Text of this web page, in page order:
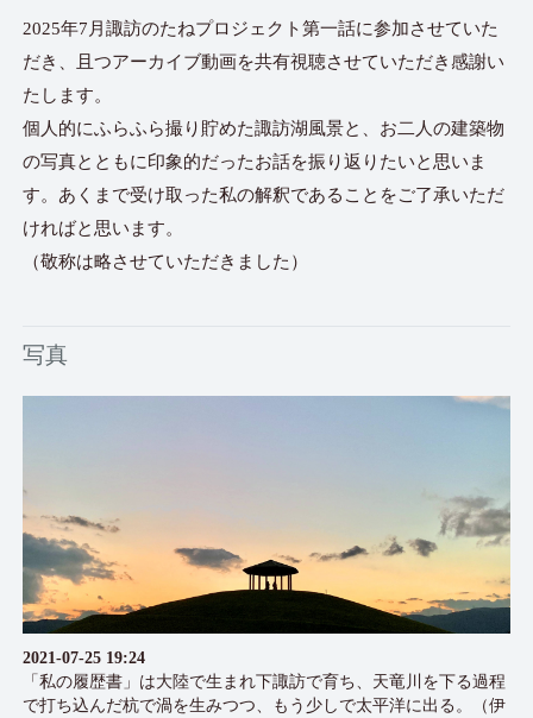
2025年7月諏訪のたねプロジェクト第一話に参加させていた
だき、且つアーカイブ動画を共有視聴させていただき感謝い
たします。
個人的にふらふら撮り貯めた諏訪湖風景と、お二人の建築物
の写真とともに印象的だったお話を振り返りたいと思いま
す。あくまで受け取った私の解釈であることをご了承いただ
ければと思います。
（敬称は略させていただきました）
写真
2021-07-25 19:24
「私の履歴書」は大陸で生まれ下諏訪で育ち、天竜川を下る過程
で打ち込んだ杭で渦を生みつつ、もう少しで太平洋に出る。（伊